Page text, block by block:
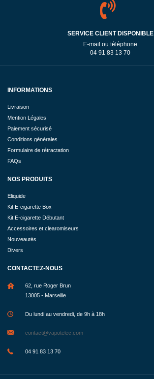
SERVICE CLIENT DISPONIBLE
E-mail ou téléphone
04 91 83 13 70
INFORMATIONS
Livraison
Mention Légales
Paiement sécurisé
Conditions générales
Formulaire de rétractation
FAQs
NOS PRODUITS
Eliquide
Kit E-cigarette Box
Kit E-cigarette Débutant
Accessoires et clearomiseurs
Nouveautés
Divers
CONTACTEZ-NOUS
62, rue Roger Brun
13005 - Marseille
Du lundi au vendredi, de 9h à 18h
contact@vapotelec.com
04 91 83 13 70